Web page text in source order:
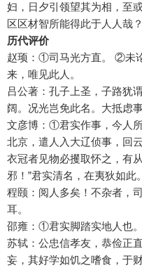
妇，日夕引领望其为相，至
区区材智所能得此于人人哉
历代评价
赵顼：①司马光方直。 ②未
来，唯见此人。
吕公著：孔子上圣，子路犹
阔。况光岂免此名。大抵虑
文彦博：①君实作事，今人
北京，遣人入大辽侦事，回
衣冠者见物必攫取怀之，有
邪！”君实清名，在夷狄如此。
程颐：阅人多矣！不杂者，
耳。
邵雍：①君实脚踏实地人也
苏轼：公忠信孝友，恭俭正
妄，其好学如饥之嗜食，于